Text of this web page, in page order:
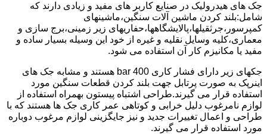
جک های هیدرولیک در صنایع کاربر های مفید و زیادی دارند که
شامل:بلند کردن ماشین آلات سنگین،ماشینهای
کمپرسور،جرثقیلها،پالایشگاهها،حفاریهای زیر زمینی،برج سازی و
معماری،کلیه وسایل نقلیه و غیره از خود این وسیله بسیار ساده و
مفید یا مکانیزم کار آن استفاده می شود.
جکهای زیر دارای فشار کاری 400 bar هستند و مشابه جک های
اینرپک به صورت پرتابل جهت بلند کردن قطعات سنگین مورد
استفاده قرار می گیرند.طراحی اشتباه پیستون بهمراه استفاده از
لوازم نامرغوب دلیل خرابی و کوتاهی عمر کاری جک ها هستند که با
طراحی و اعمال تغییرات جدید و نیز جایگزینی لوازم مرغوب دوباره
مورد استفاده قرار می گیرند.